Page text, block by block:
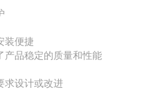
装便捷
品稳定的质量和性能
求设计或改进